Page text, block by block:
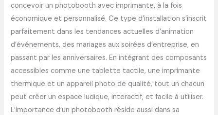
concevoir un photobooth avec imprimante, à la fois
économique et personnalisé. Ce type d’installation s’inscrit
parfaitement dans les tendances actuelles d’animation
d’événements, des mariages aux soirées d’entreprise, en
passant par les anniversaires. En intégrant des composants
accessibles comme une tablette tactile, une imprimante
thermique et un appareil photo de qualité, tout un chacun
peut créer un espace ludique, interactif, et facile à utiliser.
L’importance d’un photobooth réside aussi dans sa